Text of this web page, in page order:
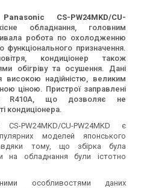
Panasonic CS-PW24MKD/CU-
обладнання, головним
робота по охолодженню
функціонального призначення.
кондиціонер також
обігріву та осушення. Дані
високою надійністю, великим
ціною. Пристрої заправлені
R410A, що дозволяє не
кондиціонера.
PW24MKD/CU-PW24MKD є
моделей японського
тому, що збірка була
на обладнання були істотно
особливостями даних